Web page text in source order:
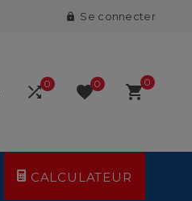
 Se connecter
0 0 
0
CALCULATEUR